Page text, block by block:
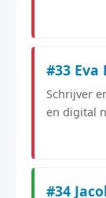
#33 Eva
Schrijver
en digital
#34